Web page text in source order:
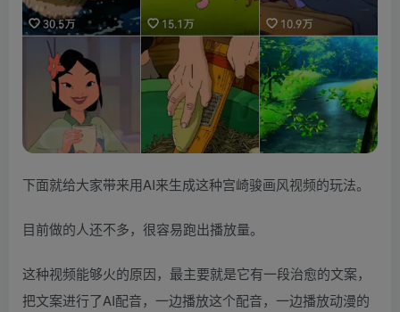
下面就给大家带来用AI来生成这种宫崎骏画风视频的玩法。
目前做的人还不多，很容易跑出播放量。
这种视频能够火的原因，最主要就是它有一段治愈的文案，
把文案进行了AI配音，一边播放这个配音，一边播放动漫的